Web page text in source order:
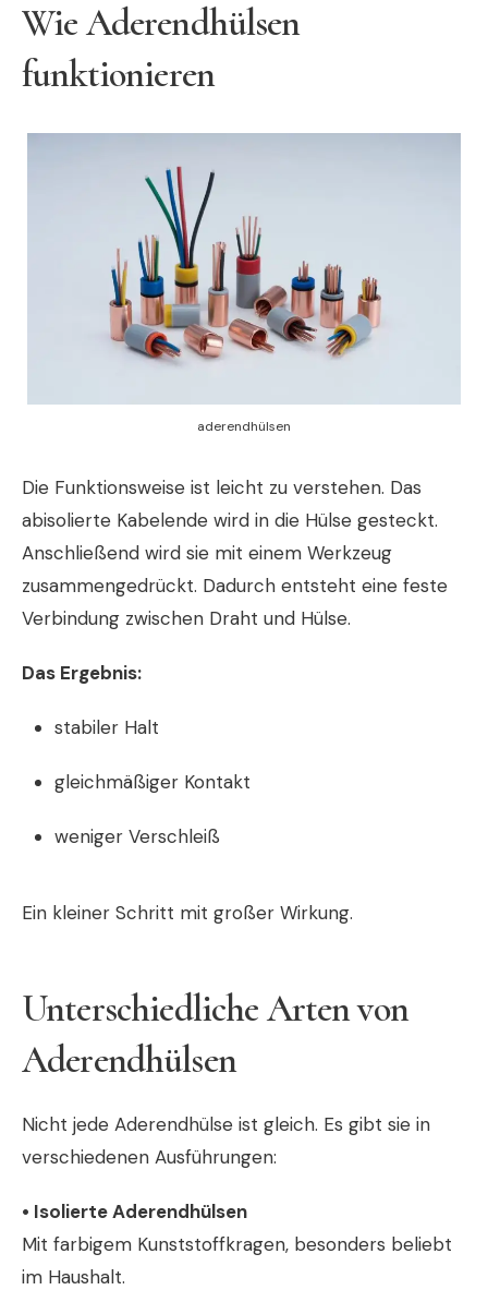
Wie Aderendhülsen
funktionieren
aderendhülsen
Die Funktionsweise ist leicht zu verstehen. Das
abisolierte Kabelende wird in die Hülse gesteckt.
Anschließend wird sie mit einem Werkzeug
zusammengedrückt. Dadurch entsteht eine feste
Verbindung zwischen Draht und Hülse.
Das Ergebnis:
stabiler Halt
gleichmäßiger Kontakt
weniger Verschleiß
Ein kleiner Schritt mit großer Wirkung.
Unterschiedliche Arten von
Aderendhülsen
Nicht jede Aderendhülse ist gleich. Es gibt sie in
verschiedenen Ausführungen:
• Isolierte Aderendhülsen
Mit farbigem Kunststoffkragen, besonders beliebt
im Haushalt.